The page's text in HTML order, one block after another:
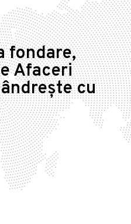
fondare,
Afaceri
cu